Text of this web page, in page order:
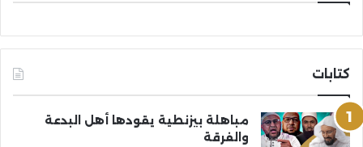
كتابات
مباهلة بيزنطية يقودها أهل البدعة
والفرقة